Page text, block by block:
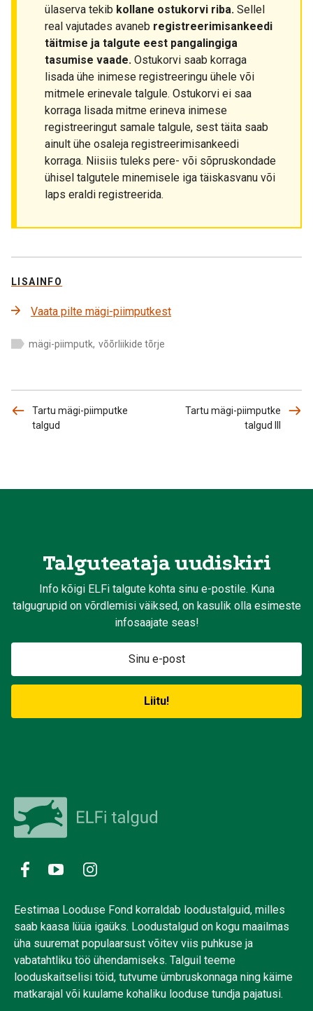
ülaserva tekib kollane ostukorvi riba. Sellel
real vajutades avaneb registreerimisankeedi
täitmise ja talgute eest pangalingiga
tasumise vaade. Ostukorvi saab korraga
lisada ühe inimese registreeringu ühele või
mitmele erinevale talgule. Ostukorvi ei saa
korraga lisada mitme erineva inimese
registreeringut samale talgule, sest täita saab
ainult ühe osaleja registreerimisankeedi
korraga. Niisiis tuleks pere- või sõpruskondade
ühisel talgutele minemisele iga täiskasvanu või
laps eraldi registreerida.
LISAINFO
Vaata pilte mägi-piimputkest
mägi-piimputk, võõrliikide tõrje
Tartu mägi-piimputke
talgud
Tartu mägi-piimputke
talgud III
Talguteataja uudiskiri
Info kõigi ELFi talgute kohta sinu e-postile. Kuna
talgugrupid on võrdlemisi väiksed, on kasulik olla esimeste
infosaajate seas!
Eestimaa Looduse Fond korraldab loodustalguid, milles
saab kaasa lüüa igaüks. Loodustalgud on kogu maailmas
üha suuremat populaarsust võitev viis puhkuse ja
vabatahtliku töö ühendamiseks. Talguil teeme
looduskaitselisi töid, tutvume ümbruskonnaga ning käime
matkarajal või kuulame kohaliku looduse tundja pajatusi.